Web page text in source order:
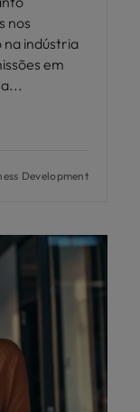
nos
indústria
em
Development